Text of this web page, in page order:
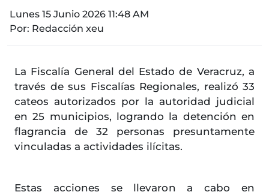
Lunes 15 Junio 2026 11:48 AM
Por: Redacción xeu
La Fiscalía General del Estado de Veracruz, a
través de sus Fiscalías Regionales, realizó 33
cateos autorizados por la autoridad judicial
en 25 municipios, logrando la detención en
flagrancia de 32 personas presuntamente
vinculadas a actividades ilícitas.
Estas acciones se llevaron a cabo en